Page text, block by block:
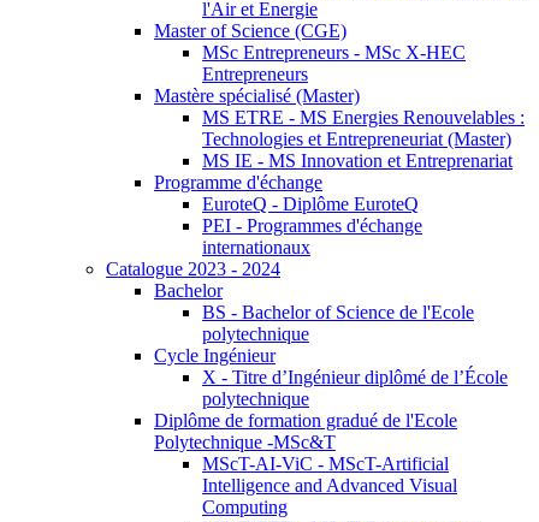
l'Air et Energie
Master of Science (CGE)
MSc Entrepreneurs - MSc X-HEC
Entrepreneurs
Mastère spécialisé (Master)
MS ETRE - MS Energies Renouvelables :
Technologies et Entrepreneuriat (Master)
MS IE - MS Innovation et Entreprenariat
Programme d'échange
EuroteQ - Diplôme EuroteQ
PEI - Programmes d'échange
internationaux
Catalogue 2023 - 2024
Bachelor
BS - Bachelor of Science de l'Ecole
polytechnique
Cycle Ingénieur
X - Titre d’Ingénieur diplômé de l’École
polytechnique
Diplôme de formation gradué de l'Ecole
Polytechnique -MSc&T
MScT-AI-ViC - MScT-Artificial
Intelligence and Advanced Visual
Computing